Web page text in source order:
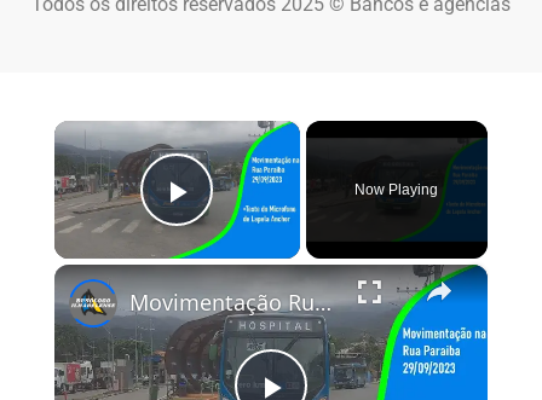
×
Play Video
Now Playing
×
Movimentação Rua Paraiba dia 29/09/2023 + Teste Microfone de Lapela Anchor